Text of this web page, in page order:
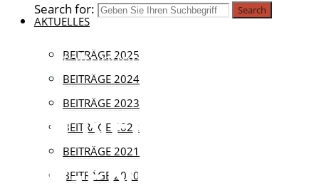
Search for: Search
AKTUELLES
BEITRÄGE 2025
BEITRÄGE 2024
BEITRÄGE 2023
BEITRÄGE 2022
BEITRÄGE 2021
BEITRÄGE 2020
Veranstaltungen
KÖLNER
AUGENBLICKE.